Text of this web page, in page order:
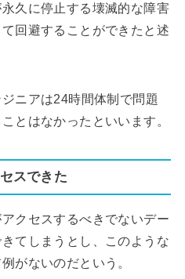
久に停止する壊滅的な障害
回避することができたと述
ニアは24時間体制で問題
とはなかったといいます。
スできた
クセスするべきでないデー
てしまうとし、このような
がないのだという。